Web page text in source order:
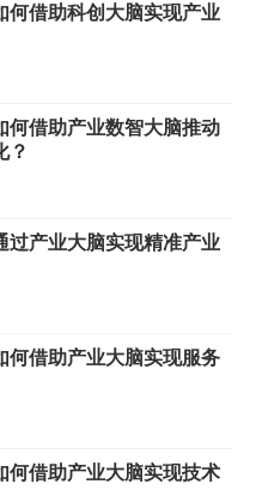
何借助科创大脑实现产业
何借助产业数智大脑推动
？
过产业大脑实现精准产业
何借助产业大脑实现服务
何借助产业大脑实现技术